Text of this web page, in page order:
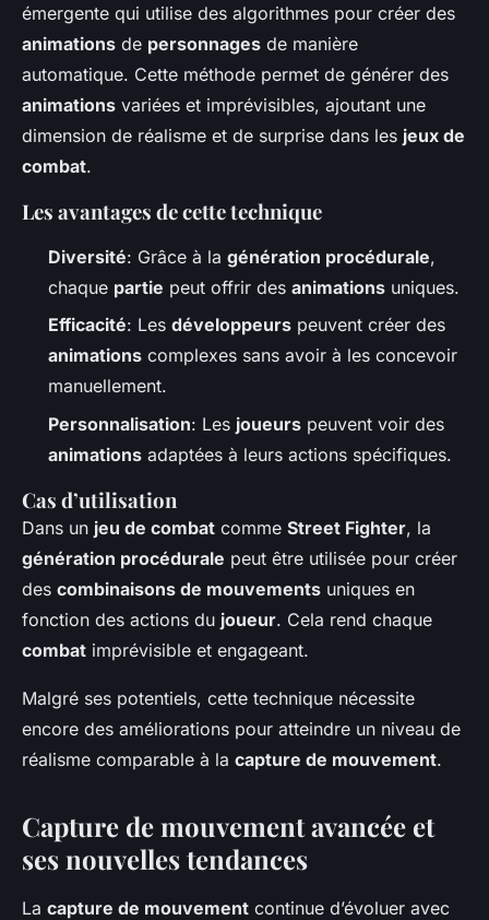
émergente qui utilise des algorithmes pour créer des
animations de personnages de manière
automatique. Cette méthode permet de générer des
animations variées et imprévisibles, ajoutant une
dimension de réalisme et de surprise dans les jeux de
combat.
Les avantages de cette technique
Diversité: Grâce à la génération procédurale,
chaque partie peut offrir des animations uniques.
Efficacité: Les développeurs peuvent créer des
animations complexes sans avoir à les concevoir
manuellement.
Personnalisation: Les joueurs peuvent voir des
animations adaptées à leurs actions spécifiques.
Cas d’utilisation
Dans un jeu de combat comme Street Fighter, la
génération procédurale peut être utilisée pour créer
des combinaisons de mouvements uniques en
fonction des actions du joueur. Cela rend chaque
combat imprévisible et engageant.
Malgré ses potentiels, cette technique nécessite
encore des améliorations pour atteindre un niveau de
réalisme comparable à la capture de mouvement.
Capture de mouvement avancée et
ses nouvelles tendances
La capture de mouvement continue d’évoluer avec